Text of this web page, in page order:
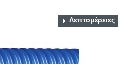
Λεπτομέρειες